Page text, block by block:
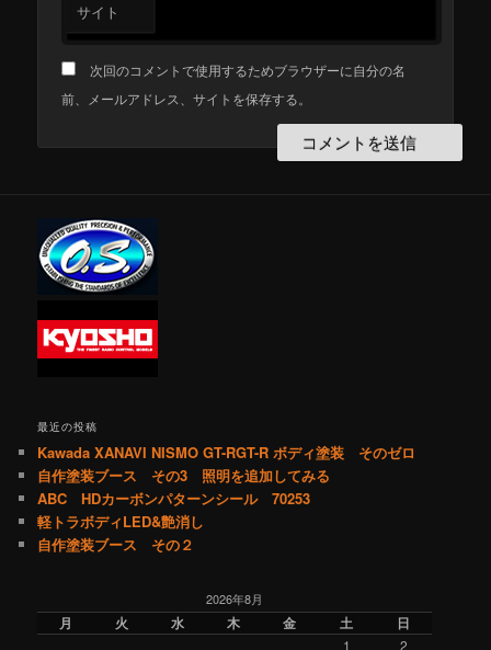
サイト
次回のコメントで使用するためブラウザーに自分の名
前、メールアドレス、サイトを保存する。
最近の投稿
Kawada XANAVI NISMO GT-RGT-R ボディ塗装 そのゼロ
自作塗装ブース その3 照明を追加してみる
ABC HDカーボンパターンシール 70253
軽トラボディLED&艶消し
自作塗装ブース その２
2026年8月
月 火 水 木 金 土 日
1 2